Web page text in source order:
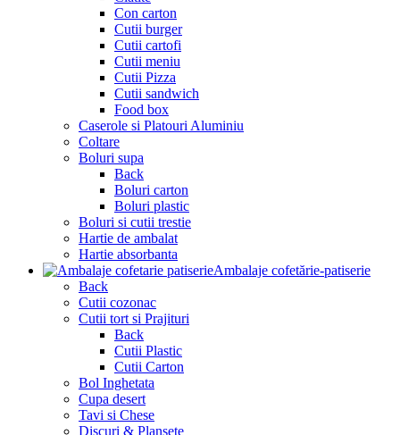
Con carton
Cutii burger
Cutii cartofi
Cutii meniu
Cutii Pizza
Cutii sandwich
Food box
Caserole si Platouri Aluminiu
Coltare
Boluri supa
Back
Boluri carton
Boluri plastic
Boluri si cutii trestie
Hartie de ambalat
Hartie absorbanta
Ambalaje cofetărie-patiserie
Back
Cutii cozonac
Cutii tort si Prajituri
Back
Cutii Plastic
Cutii Carton
Bol Inghetata
Cupa desert
Tavi si Chese
Discuri & Plansete